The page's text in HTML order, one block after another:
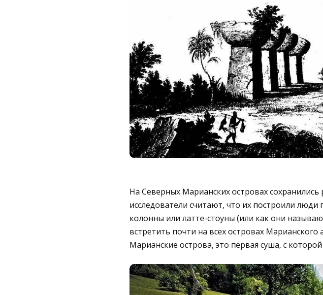
На Северных Марианских островах
исследователи считают, что их построили люди
колонны или латте-стоуны (или как они
встретить почти на всех островах Марианского
Марианские острова, это первая суша, с